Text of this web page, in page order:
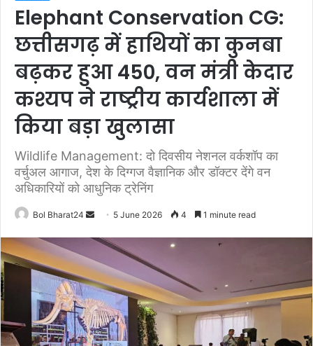
Elephant Conservation CG:
छत्तीसगढ़ में हाथियों का कुनबा
बढ़कर हुआ 450, वन मंत्री केदार
कश्यप ने राष्ट्रीय कार्यशाला में
किया बड़ा खुलासा
Wildlife Management: दो दिवसीय नेशनल वर्कशॉप का
वर्चुअल आगाज, देश के दिग्गज वैज्ञानिक और डॉक्टर देंगे वन
अधिकारियों को आधुनिक ट्रेनिंग
Bol Bharat24
Send
email
5 June 2026 4 1 minute read